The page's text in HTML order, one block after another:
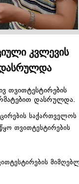
კვლევის
დასრულდა
თვითტესტირების
დასრულდა.
თვითტესტირების